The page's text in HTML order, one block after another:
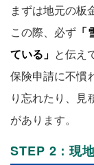
まずは地元の板
この際、必ず
ている」 と伝え
保険申請に不慣
り忘れたり、見
があります。
STEP 2：現